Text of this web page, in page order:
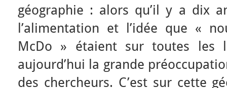
géographie : alors qu’il y a dix
l’alimentation et l’idée que «
McDo » étaient sur toutes les
aujourd’hui la grande
des chercheurs. C’est sur cette